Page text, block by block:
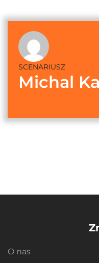
SCENARIUSZ
Michal
O nas